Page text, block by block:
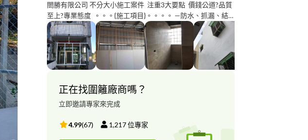
閤勝有限公司 不分大小施工案件 注重3大要點 價錢公道?品質
至上?專業態度 。。。{施工項目}。。。。 —防水、抓漏、結
構補強— —油漆、壁癌、隔熱防鏽— （配合項目） (1)工廠擴建
工程{H鋼構} (2)住家頂樓搭建工程{C型剛} (3)屋頂漏水修繕保
養。 (4)屋簷浪板老舊拆除 (5)陽台窗戶屋外雨遮PVC板破損更
新 (6)工地圍離施工工程 (7)其他項目：各式不繡鋼門窗，欄
桿，鍛造門窗，遮雨棚 ，各式室內裝潢鐵件，採光罩，鐵皮
司， 擁有豐富經驗，價格絕對合理！
正在找圍籬廠商嗎？
立即邀請專家來完成
4.99(67) 1,217位專家